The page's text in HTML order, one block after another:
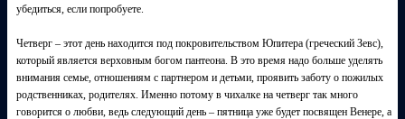
убедиться, если попробуете.
Четверг – этот день находится под покровительством Юпитера (греческий Зевс),
который является верховным богом пантеона. В это время надо больше уделять
внимания семье, отношениям с партнером и детьми, проявить заботу о пожилых
родственниках, родителях. Именно потому в чихалке на четверг так много
говорится о любви, ведь следующий день – пятница уже будет посвящен Венере, а